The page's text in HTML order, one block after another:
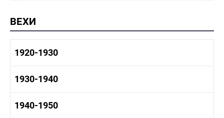
ВЕХИ
1920-1930
1920-1930 история
1920-1930 культура
1930-1940
1930-1940 история
1940-1950